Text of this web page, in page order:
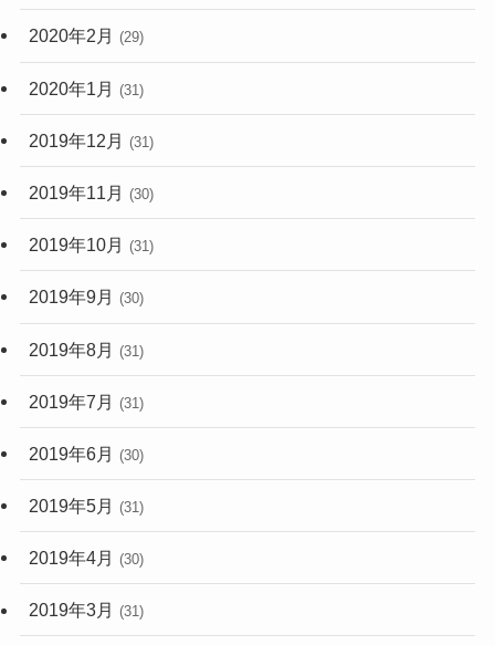
2020年2月 (29)
2020年1月 (31)
2019年12月 (31)
2019年11月 (30)
2019年10月 (31)
2019年9月 (30)
2019年8月 (31)
2019年7月 (31)
2019年6月 (30)
2019年5月 (31)
2019年4月 (30)
2019年3月 (31)